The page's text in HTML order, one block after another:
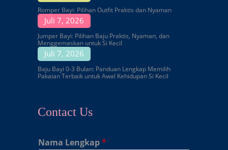
Romper Bayi: Pilihan Outfit Praktis dan Nyaman
Juli 7, 2026
Jumper Bayi: Pilihan Baju Praktis, Nyaman, dan
Menggemaskan untuk Si Kecil
Juli 7, 2026
Baju Bayi 0-3 Bulan: Panduan Lengkap Memilih
Pakaian Terbaik untuk Awal Kehidupan Si Kecil
Contact Us
Nama Lengkap*